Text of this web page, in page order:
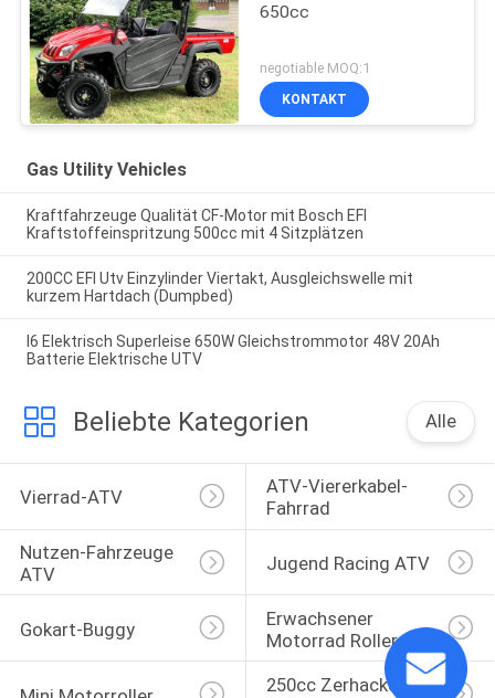
650cc
negotiable MOQ:1
KONTAKT
Gas Utility Vehicles
Kraftfahrzeuge Qualität CF-Motor mit Bosch EFI
Kraftstoffeinspritzung 500cc mit 4 Sitzplätzen
200CC EFI Utv Einzylinder Viertakt, Ausgleichswelle mit
kurzem Hartdach (Dumpbed)
I6 Elektrisch Superleise 650W Gleichstrommotor 48V 20Ah
Batterie Elektrische UTV
Beliebte Kategorien Alle
Vierrad-ATV
ATV-Viererkabel-
Fahrrad
Nutzen-Fahrzeuge
ATV
Jugend Racing ATV
Gokart-Buggy
Erwachsener
Motorrad Roller
250cc Zerhacker